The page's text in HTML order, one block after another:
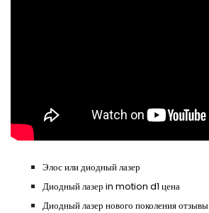
Элос или диодный лазер
Диодный лазер in motion d1 цена
Диодный лазер нового поколения отзывы